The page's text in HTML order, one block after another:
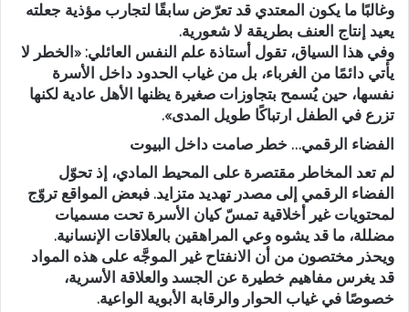
وغالبًا ما يكون المعتدي قد تعرّض سابقًا لتجارب مؤذية جعلته
يعيد إنتاج العنف بطريقة لا شعورية.
وفي هذا السياق، تقول أستاذة علم النفس العائلي: «الخطر لا
يأتي دائمًا من الغرباء، بل من غياب الحدود داخل الأسرة
نفسها، حين يُسمح بتجاوزات صغيرة يظنها الأهل عادية لكنها
تزرع في الطفل ارتباكًا طويل المدى».
الفضاء الرقمي… خطر صامت داخل البيوت
لم تعد المخاطر مقتصرة على المحيط المادي، إذ تحوّل
الفضاء الرقمي إلى مصدر تهديد متزايد. فبعض المواقع تروّج
لمحتويات غير أخلاقية تمسّ كيان الأسرة تحت مسميات
مضللة، ما قد يشوه وعي المراهقين بالعلاقات الإنسانية.
ويحذر مختصون من أن الانفتاح غير الموجَّه على هذه المواد
قد يغرس مفاهيم خطيرة عن الجسد والعلاقة الأسرية،
خصوصًا في غياب الحوار والرقابة الأبوية الواعية.